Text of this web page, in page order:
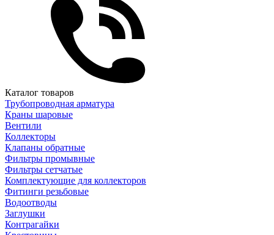
Каталог товаров
Трубопроводная арматура
Краны шаровые
Вентили
Коллекторы
Клапаны обратные
Фильтры промывные
Фильтры сетчатые
Комплектующие для коллекторов
Фитинги резьбовые
Водоотводы
Заглушки
Контрагайки